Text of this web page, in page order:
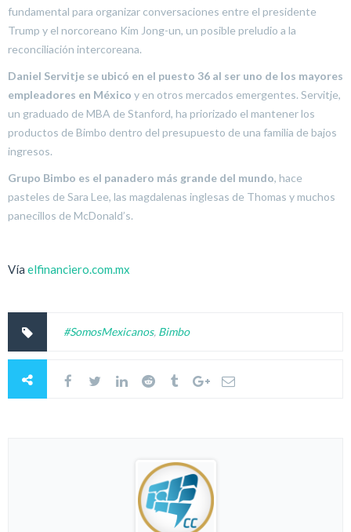
fundamental para organizar conversaciones entre el presidente
Trump y el norcoreano Kim Jong-un, un posible preludio a la
reconciliación intercoreana.
Daniel Servitje se ubicó en el puesto 36 al ser uno de los mayores
empleadores en México y en otros mercados emergentes. Servitje,
un graduado de MBA de Stanford, ha priorizado el mantener los
productos de Bimbo dentro del presupuesto de una familia de bajos
ingresos.
Grupo Bimbo es el panadero más grande del mundo, hace
pasteles de Sara Lee, las magdalenas inglesas de Thomas y muchos
panecillos de McDonald’s.
Vía elfinanciero.com.mx
#SomosMexicanos, Bimbo